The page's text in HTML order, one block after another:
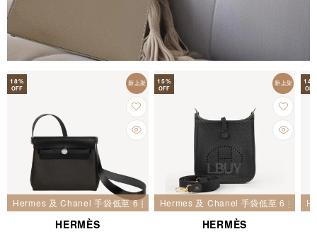
18%
OFF
新上架
Hermes 及 Chanel 手袋低至 6 折
HERMÈS
15%
OFF
新上架
Hermes 及 Chanel 手袋低至 6 折
HERMÈS
14
OFF